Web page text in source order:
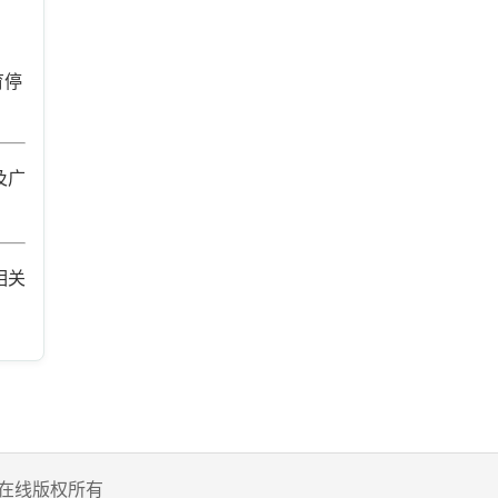
停
广
关
线版权所有